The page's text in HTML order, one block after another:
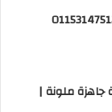
ملونة |